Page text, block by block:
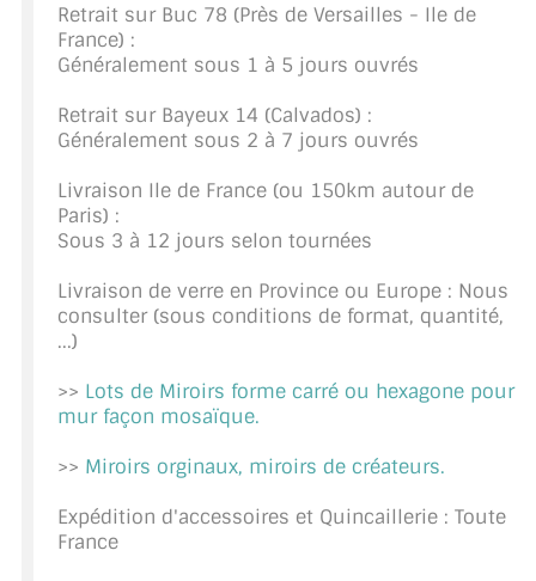
ACCESSOIRES EN PROMOTIONS
EXEMPLES, RÉALISATIONS, INSPIRATIONS
NUANCIER RAL
COMMENT COUPER DU VERRE ?
CONSEILS / AIDE
A PROPOS DE LA LIVRAISON
COMPTE PRO
MON PANIER
NOUS TROUVER - BUC 78
Retrait sur Buc 78 (Près de Versailles - Ile de
France) :
Généralement sous 1 à 5 jours ouvrés
Retrait sur Bayeux 14 (Calvados) :
Généralement sous 2 à 7 jours ouvrés
Livraison Ile de France (ou 150km autour de
Paris) :
Sous 3 à 12 jours selon tournées
Livraison de verre en Province ou Europe : Nous
consulter (sous conditions de format, quantité,
...)
>> Lots de Miroirs forme carré ou hexagone pour
mur façon mosaïque.
>> Miroirs orginaux, miroirs de créateurs.
Expédition d'accessoires et Quincaillerie : Toute
France